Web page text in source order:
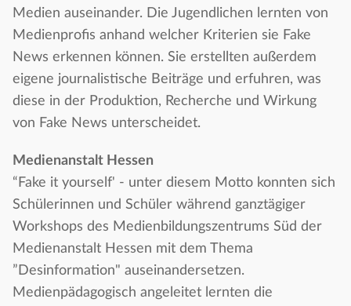
Medien auseinander. Die Jugendlichen lernten von
Medienprofis anhand welcher Kriterien sie Fake
News erkennen können. Sie erstellten außerdem
eigene journalistische Beiträge und erfuhren, was
diese in der Produktion, Recherche und Wirkung
von Fake News unterscheidet.
Medienanstalt Hessen
“Fake it yourself' - unter diesem Motto konnten sich
Schülerinnen und Schüler während ganztägiger
Workshops des Medienbildungszentrums Süd der
Medienanstalt Hessen mit dem Thema
”Desinformation" auseinandersetzen.
Medienpädagogisch angeleitet lernten die